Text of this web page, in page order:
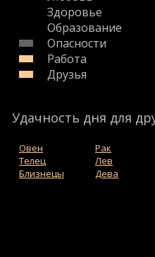
Здоровье
Образование
Опасности
Работа
Друзья
Удачность дня для
Овен
Телец
Близнецы
Рак
Лев
Дева